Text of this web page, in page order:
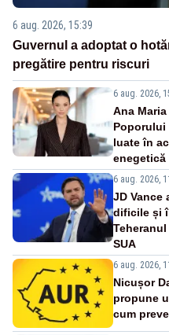
6 aug. 2026, 15:39
Guvernul a adoptat o
pregătire pentru riscuri
6 aug. 2026,
Ana
luate în
enegetică
6 aug. 2026,
JD Vance
dificile și
SUA
6 aug. 2026,
Nicușor
propune
cum